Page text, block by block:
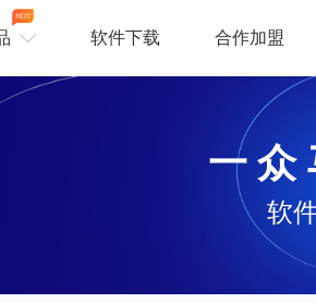
HOT
软件下载 合作加盟
一 众
软